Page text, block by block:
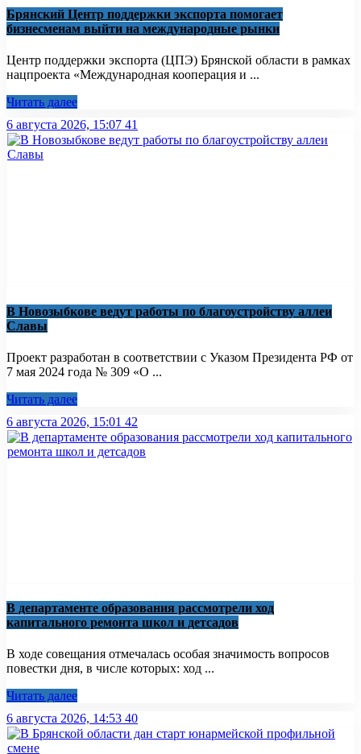
Брянский Центр поддержки экспорта помогает
бизнесменам выйти на международные рынки
Центр поддержки экспорта (ЦПЭ) Брянской области в рамках
нацпроекта «Международная кооперация и ...
Читать далее
6 августа 2026, 15:07 41
В Новозыбкове ведут работы по благоустройству аллеи
Славы
Проект разработан в соответствии с Указом Президента РФ от
7 мая 2024 года № 309 «О ...
Читать далее
6 августа 2026, 15:01 42
В департаменте образования рассмотрели ход
капитального ремонта школ и детсадов
В ходе совещания отмечалась особая значимость вопросов
повестки дня, в числе которых: ход ...
Читать далее
6 августа 2026, 14:53 40